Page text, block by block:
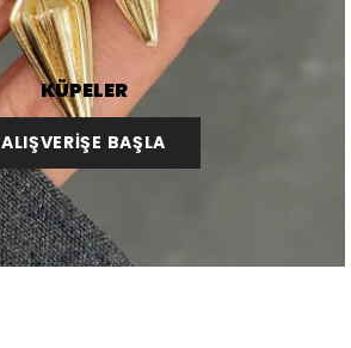
KÜPELER
ALIŞVERİŞE BAŞLA